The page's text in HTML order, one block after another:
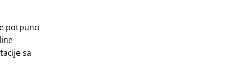
potpuno
sa